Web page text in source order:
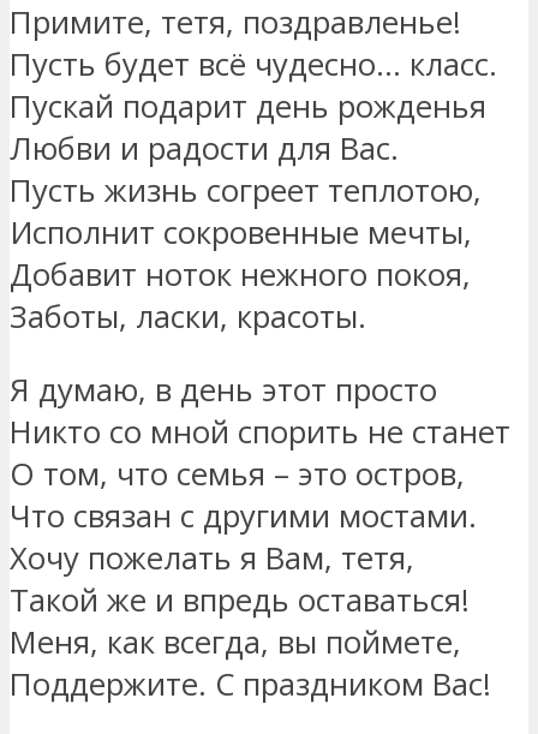
Примите, тетя, поздравленье!
Пусть будет всё чудесно… класс.
Пускай подарит день рожденья
Любви и радости для Вас.
Пусть жизнь согреет теплотою,
Исполнит сокровенные мечты,
Добавит ноток нежного покоя,
Заботы, ласки, красоты.
Я думаю, в день этот просто
Никто со мной спорить не станет
О том, что семья – это остров,
Что связан с другими мостами.
Хочу пожелать я Вам, тетя,
Такой же и впредь оставаться!
Меня, как всегда, вы поймете,
Поддержите. С праздником Вас!